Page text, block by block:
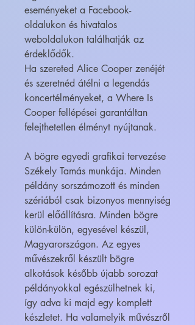
eseményeket a Facebook-
oldalukon és hivatalos
weboldalukon találhatják az
érdeklődők.
Ha szereted Alice Cooper zenéjét
és szeretnéd átélni a legendás
koncertélményeket, a Where Is
Cooper fellépései garantáltan
felejthetetlen élményt nyújtanak.
A bögre egyedi grafikai tervezése
Székely Tamás munkája. Minden
példány sorszámozott és minden
szériából csak bizonyos mennyiség
kerül előállításra. Minden bögre
külön-külön, egyesével készül,
Magyarországon. Az egyes
művészekről készült bögre
alkotások később újabb sorozat
példányokkal egészülhetnek ki,
így adva ki majd egy komplett
készletet. Ha valamelyik művészről